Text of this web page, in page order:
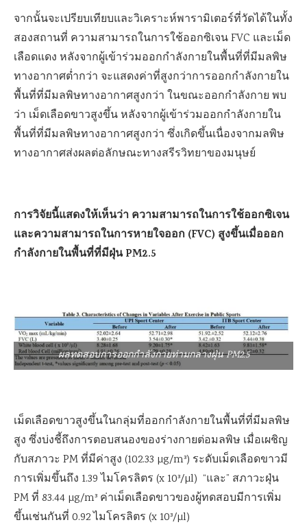
จากนั้นจะเปรียบเทียบและวิเคราะห์พารามิเตอร์ที่วัดได้ในทั้ง
สองสถานที่ ความสามารถในการใช้ออกซิเจน FVC และเม็ด
เลือดแดง หลังจากผู้เข้าร่วมออกกำลังกายในพื้นที่ที่มีมลพิษ
ทางอากาศต่ำกว่า จะแสดงค่าที่สูงกว่าการออกกำลังกายใน
พื้นที่ที่มีมลพิษทางอากาศสูงกว่า ในขณะออกกำลังกาย พบ
ว่า เม็ดเลือดขาวสูงขึ้น หลังจากผู้เข้าร่วมออกกำลังกายใน
พื้นที่ที่มีมลพิษทางอากาศสูงกว่า ซึ่งเกิดขึ้นเนื่องจากมลพิษ
ทางอากาศส่งผลต่อลักษณะทางสรีรวิทยาของมนุษย์
การวิจัยนี้แสดงให้เห็นว่า ความสามารถในการใช้ออกซิเจน
และความสามารถในการหายใจออก (FVC) สูงขึ้นเมื่อออก
กำลังกายในพื้นที่ที่มีฝุ่น PM2.5
ผลทดสอบการออกกำลังกายท่ามกลางฝุ่น PM2.5
เม็ดเลือดขาวสูงขึ้นในกลุ่มที่ออกกำลังกายในพื้นที่ที่มีมลพิษ
สูง ซึ่งบ่งชี้ถึงการตอบสนองของร่างกายต่อมลพิษ เมื่อเผชิญ
กับสภาวะ PM ที่มีค่าสูง (102.33 µg/m³) ระดับเม็ดเลือดขาวมี
การเพิ่มขึ้นถึง 1.39 ไมโครลิตร (x 10³/µl) “และ” สภาวะฝุ่น
PM ที่ 83.44 µg/m³ ค่าเม็ดเลือดขาวของผู้ทดสอบมีการเพิ่ม
ขึ้นเช่นกันที่ 0.92 ไมโครลิตร (x 10³/µl)